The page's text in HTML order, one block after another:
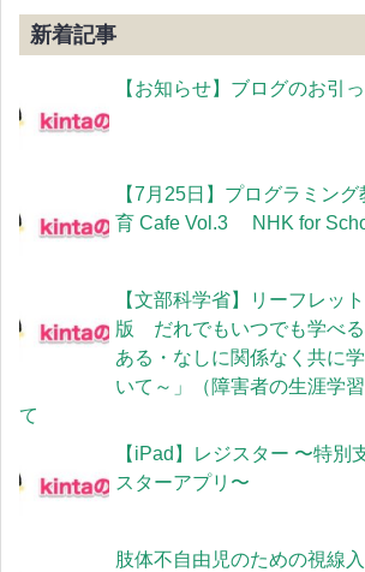
新着記事
【お知らせ】ブログのお引
【7月25日】プログラミン
育 Cafe Vol.3 NHK for
【文部科学省】リーフレッ
版 だれでもいつでも学べ
ある・なしに関係なく共に
いて～」（障害者の生涯学
て
【iPad】レジスター 〜特別
スターアプリ〜
肢体不自由児のための視線